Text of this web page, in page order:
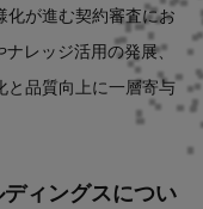
化が進む契約審査にお
レッジ活用の発展、
と品質向上に一層寄与
ィングスについ